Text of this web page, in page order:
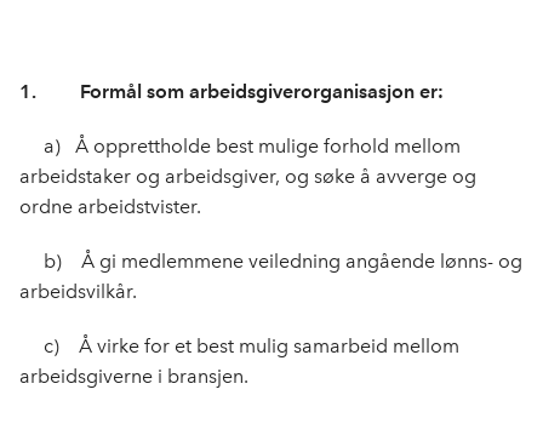
1. Formål som arbeidsgiver­organisasjon er:
a) Å opprettholde best mulige forhold mellom
arbeidstaker og arbeids­giver, og søke å avverge og
ordne arbeidstvister.
b) Å gi medlemmene veiledning angående lønns­- og
arbeidsvilkår.
c) Å virke for et best mulig samarbeid mellom
arbeidsgiverne i bransjen.